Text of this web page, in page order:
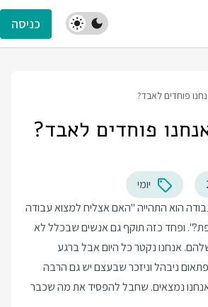
כניסה
פוחדים לאבד?
פוחדים לאבד?
יומי
הוא התהייה "האם אצליח למצוא עבודה
ופחד כזה תוקף גם אנשים שבכלל לא
אנחנו נקטר כל היום אבל ברגע
ניבהל וניזכר שבעצם יש גם הרבה
נמצאים. שחבל להפסיד את מה שכבר